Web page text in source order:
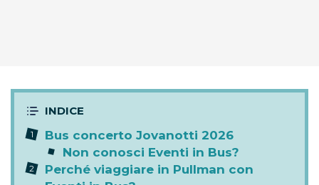
Bus concerto Jovanotti 2026
Non conosci Eventi in Bus?
Perché viaggiare in Pullman con